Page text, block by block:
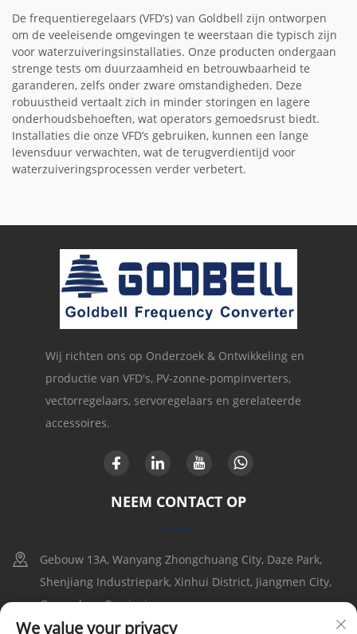
De frequentieregelaars (VFD’s) van Goldbell zijn ontworpen
om de veeleisende omgevingen te weerstaan die typisch zijn
voor waterzuiveringsinstallaties. Onze producten ondergaan
strenge tests om duurzaamheid en betrouwbaarheid te
garanderen, zelfs onder zware omstandigheden. Deze
robuustheid vertaalt zich in minder storingen en lagere
onderhoudsbehoeften, wat operators gemoedsrust biedt.
Installaties die onze VFD’s gebruiken, kunnen een lange
levensduur verwachten, wat de terugverdientijd voor
waterzuiveringsprocessen verder verbetert.
Wij richten ons op Onderzoek & Ontwikkeling en
productie van VFD's, PV-zonne-pompinverters,
vectorregelaars, servoregelaars en gerelateerde
accessoires.
NEEM CONTACT OP
Gebouw 13A, Wanyang Zhongchuang City, Daze Park,
Shenjiang Industriepark, Xinhui District, Jiangmen City,
Guangdong Provincie
We value your privacy